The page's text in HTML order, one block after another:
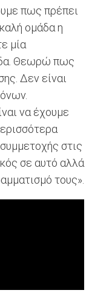
πως πρέπει
ομάδα η
μία
Θεωρώ πως
Δεν είναι
να έχουμε
στις
σε αυτό αλλά
τους».